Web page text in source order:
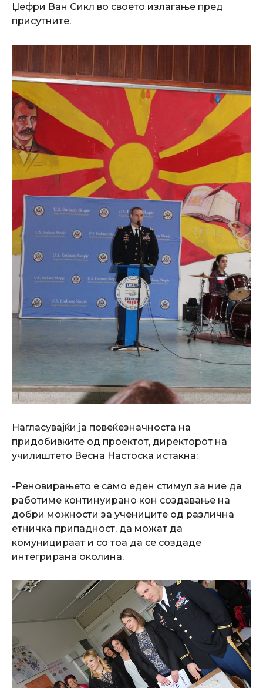
Џефри Ван Сикл во своето излагање пред
присутните.
Нагласувајќи ја повеќезначноста на
придобивките од проектот, директорот на
училиштето Весна Настоска истакна:
-Реновирањето е само еден стимул за ние да
работиме континуирано кон создавање на
добри можности за учениците од различна
етничка припадност, да можат да
комуницираат и со тоа да се создаде
интегрирана околина.